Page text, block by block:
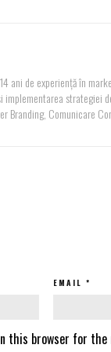
ani de experiență în
implementarea strategiei
Branding, Comunicare
EMAIL *
this browser for